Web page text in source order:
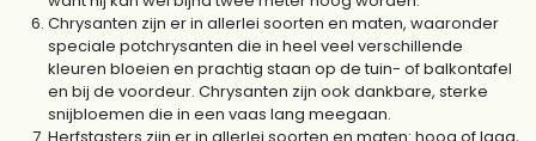
Chrysanten zijn er in allerlei soorten en maten, waaronder
speciale potchrysanten die in heel veel verschillende
kleuren bloeien en prachtig staan op de tuin- of balkontafel
en bij de voordeur. Chrysanten zijn ook dankbare, sterke
snijbloemen die in een vaas lang meegaan.